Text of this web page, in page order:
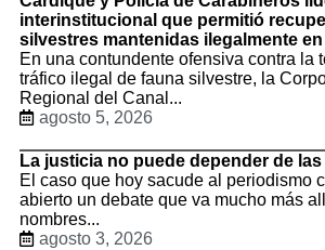
interinstitucional que permitió
silvestres mantenidas ilegalmente
En una contundente ofensiva contra la
tráfico ilegal de fauna silvestre, la
Regional del Canal...
agosto 5, 2026
La justicia no puede depender de
El caso que hoy sacude al periodismo
abierto un debate que va mucho más
nombres...
agosto 3, 2026